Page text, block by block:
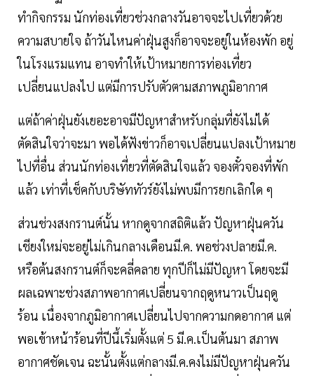
ทำกิจกรรม นักท่องเที่ยวช่วงกลางวันอาจจะไปเที่ยวด้วย
ความสบายใจ ถ้าวันไหนค่าฝุ่นสูงก็อาจจะอยู่ในห้องพัก อยู่
ในโรงแรมแทน อาจทำให้เป้าหมายการท่องเที่ยว
เปลี่ยนแปลงไป แต่มีการปรับตัวตามสภาพภูมิอากาศ
แต่ถ้าค่าฝุ่นยังเยอะอาจมีปัญหาสำหรับกลุ่มที่ยังไม่ได้
ตัดสินใจว่าจะมา พอได้ฟังข่าวก็อาจเปลี่ยนแปลงเป้าหมาย
ไปที่อื่น ส่วนนักท่องเที่ยวที่ตัดสินใจแล้ว จองตั๋วจองที่พัก
แล้ว เท่าที่เช็คกับบริษัททัวร์ยังไม่พบมีการยกเลิกใด ๆ
ส่วนช่วงสงกรานต์นั้น หากดูจากสถิติแล้ว ปัญหาฝุ่นควัน
เชียงใหม่จะอยู่ไม่เกินกลางเดือนมี.ค. พอช่วงปลายมี.ค.
หรือต้นสงกรานต์ก็จะคลี่คลาย ทุกปีก็ไม่มีปัญหา โดยจะมี
ผลเฉพาะช่วงสภาพอากาศเปลี่ยนจากฤดูหนาวเป็นฤดู
ร้อน เนื่องจากภูมิอากาศเปลี่ยนไปจากความกดอากาศ แต่
พอเข้าหน้าร้อนที่ปีนี้เริ่มตั้งแต่ 5 มี.ค.เป็นต้นมา สภาพ
อากาศชัดเจน ฉะนั้นตั้งแต่กลางมี.ค.คงไม่มีปัญหาฝุ่นควัน